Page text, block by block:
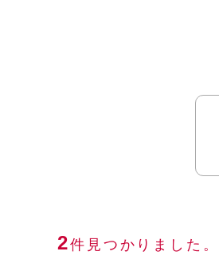
2件見つかりました。